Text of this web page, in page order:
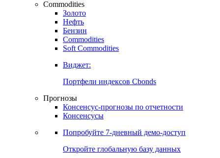
Commodities
Золото
Нефть
Бензин
Commodities
Soft Commodities
Виджет:
Портфели индексов Cbonds
Прогнозы
Консенсус-прогнозы по отчетности
Консенсусы
Попробуйте 7-дневный демо-доступ
Откройте глобальную базу данных